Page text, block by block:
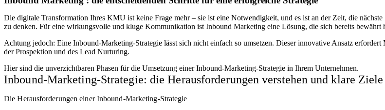
Die digitale Transformation Ihres KMU ist keine Frage mehr – sie ist eine Notwendigkeit, und es ist an der Zeit, die
zu denken. Für eine wirkungsvolle und kluge Kommunikation ist Inbound Marketing eine Lösung, die sich bereits bewährt
Achtung jedoch: Eine Inbound-Marketing-Strategie lässt sich nicht einfach so umsetzen. Dieser innovative Ansatz
der Prospektion und des Lead Nurturing.
Hier sind die unverzichtbaren Phasen für die Umsetzung einer Inbound-Marketing-Strategie in Ihrem Unternehmen.
Inbound-Marketing-Strategie: die Herausforderungen verstehen und klare Ziele
Die Herausforderungen einer Inbound-Marketing-Strategie